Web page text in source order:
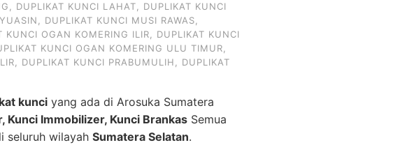
DUPLIKAT KUNCI LAHAT
DUPLIKAT KUNCI
DUPLIKAT KUNCI MUSI RAWAS
KUNCI OGAN KOMERING ILIR
DUPLIKAT KUNCI
KUNCI OGAN KOMERING ULU TIMUR
DUPLIKAT KUNCI PRABUMULIH
DUPLIKAT
kunci yang ada di Arosuka Sumatera
Kunci Immobilizer, Kunci Brankas Semua
seluruh wilayah Sumatera Selatan.